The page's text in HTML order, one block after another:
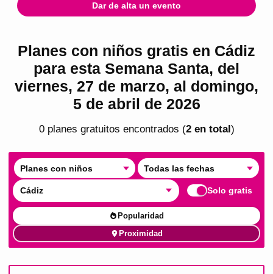
Dar de alta un evento
Planes con niños gratis en Cádiz
para esta Semana Santa, del
viernes, 27 de marzo, al domingo,
5 de abril de 2026
0planes gratuitos encontrados (2en total)
Planes con niños Todas las fechas
Cádiz Solo gratis
Popularidad
Proximidad